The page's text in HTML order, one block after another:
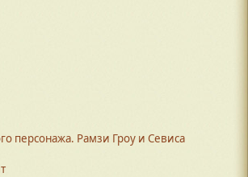
персонажа. Рамзи Гроу и Севиса